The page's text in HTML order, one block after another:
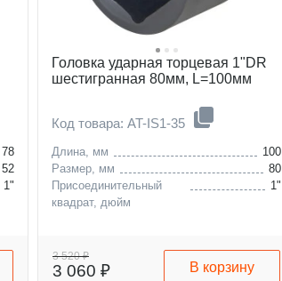
78
52
1"
Головка ударная торцевая 1"DR
шестигранная 80мм, L=100мм
Код товара: AT-IS1-35
Длина, мм
100
Размер, мм
80
Присоединительный
квадрат, дюйм
1"
3 520 ₽
3 060 ₽ В корзину